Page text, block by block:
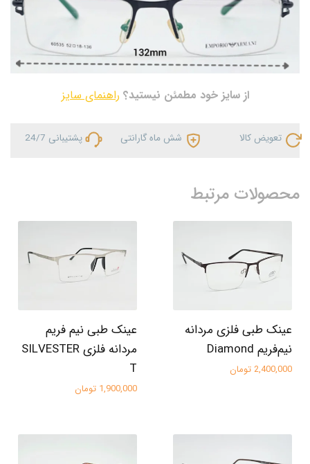
از سایز خود مطمئن نیستید؟ راهنمای سایز
تعویض کالا شش ماه گارانتی پشتیبانی 24/7
محصولات مرتبط
عینک طبی فلزی مردانه
نیم‌فریم Diamond
2,400,000 تومان
عینک طبی نیم فریم
مردانه فلزی SILVESTER
T
1,900,000 تومان